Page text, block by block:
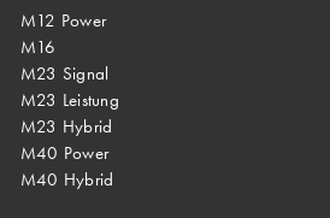
M12 Power
M16
M23 Signal
M23 Leistung
M23 Hybrid
M40 Power
M40 Hybrid